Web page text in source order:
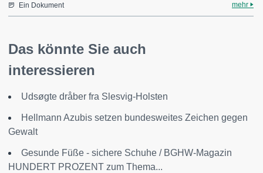
Ein Dokument mehr
Das könnte Sie auch
interessieren
Udsøgte dråber fra Slesvig-Holsten
Hellmann Azubis setzen bundesweites Zeichen gegen
Gewalt
Gesunde Füße - sichere Schuhe / BGHW-Magazin
HUNDERT PROZENT zum Thema...